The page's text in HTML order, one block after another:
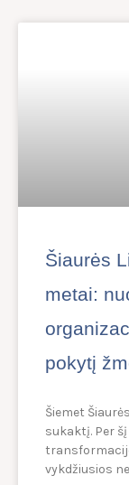
Šiaurės
metai:
pokytį
Šiemet
sukaktį. Per
vykdžiusios